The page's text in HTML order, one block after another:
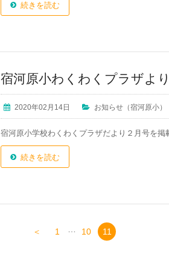
続きを読む
宿河原小わくわくプラザよ
2020年02月14日 お知らせ（宿河原小）
宿河原小学校わくわくプラザだより２月号を掲
続きを読む
＜ 1 10 11